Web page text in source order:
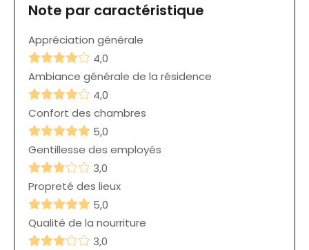
Note par caractéristique
Appréciation générale
4,0
Ambiance générale de la résidence
4,0
Confort des chambres
5,0
Gentillesse des employés
3,0
Propreté des lieux
5,0
Qualité de la nourriture
3,0